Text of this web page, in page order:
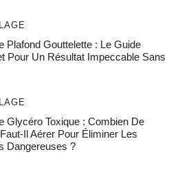
Plafond Gouttelette : Le Guide
Pour Un Résultat Impeccable Sans
Glycéro Toxique : Combien De
Il Aérer Pour Éliminer Les
Dangereuses ?